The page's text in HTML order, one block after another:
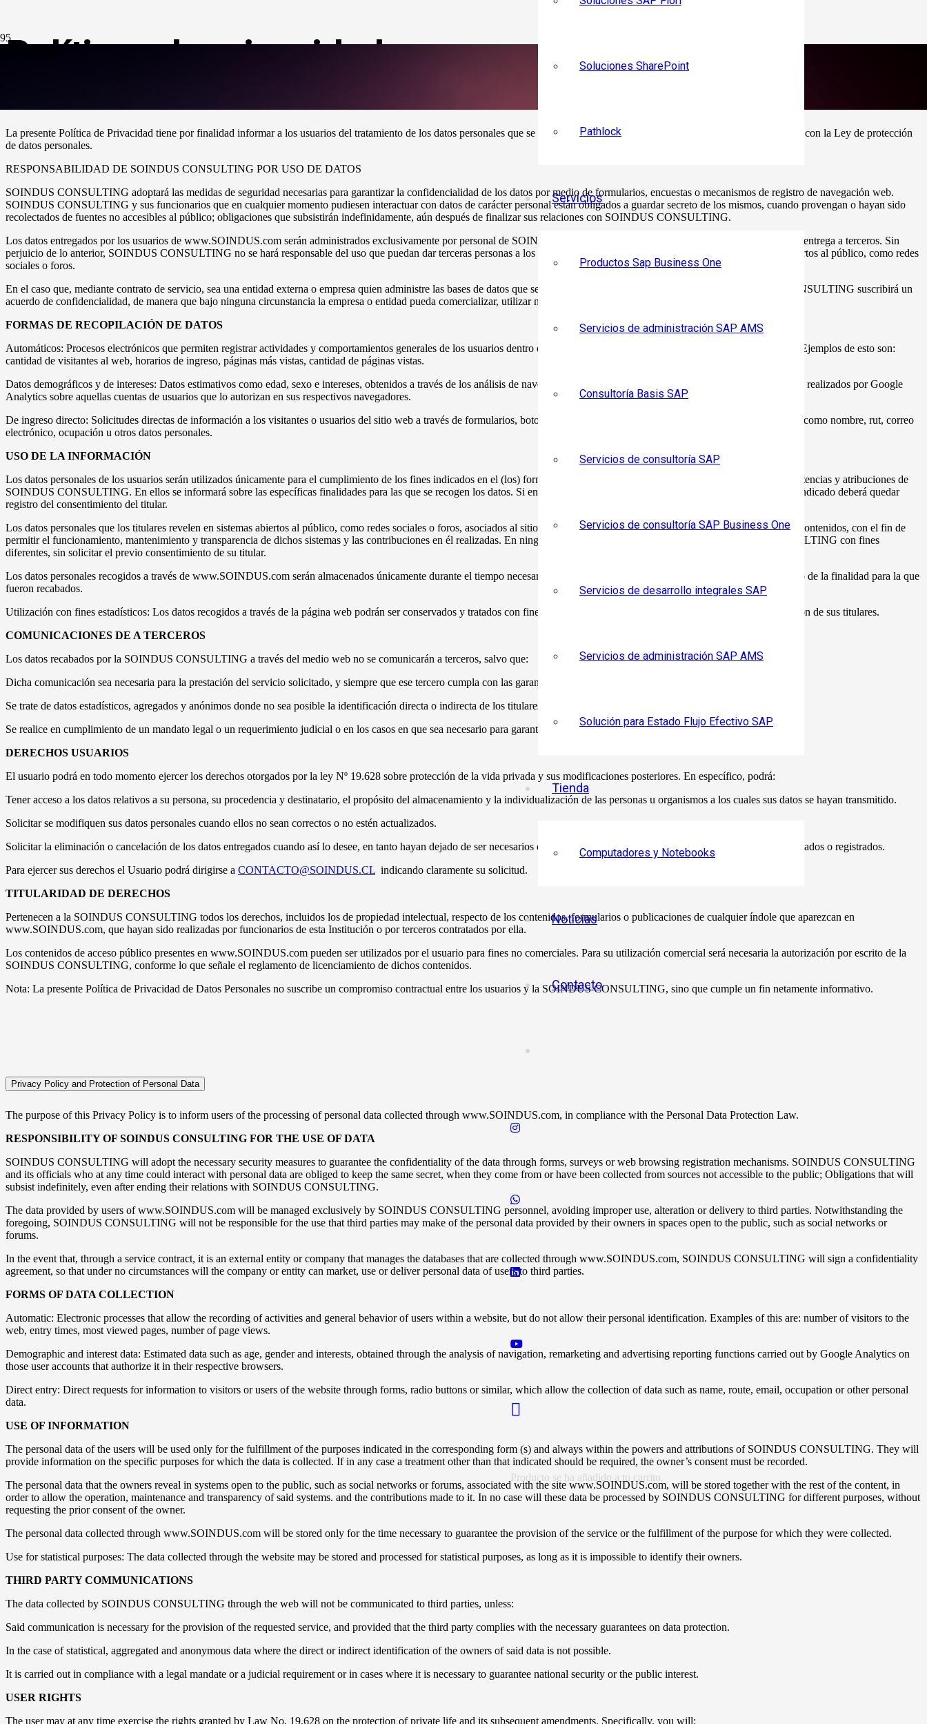
Soluciones SharePoint
Pathlock
Servicios
Productos Sap Business One
Servicios de administración SAP AMS
Consultoría Basis SAP
Servicios de consultoría SAP
Servicios de consultoría SAP Business One
Servicios de desarrollo integrales SAP
Servicios de administración SAP AMS
Solución para Estado Flujo Efectivo SAP
Tienda
Computadores y Notebooks
Noticias
Contacto
Producto se ha añadido a tu carrito.
Políticas de privacidad
La presente Política de Privacidad tiene por finalidad informar a los usuarios del tratamiento de los datos personales que se recogen a través de
, en cumplimiento con la Ley de protección
de datos personales.
RESPONSABILIDAD DE SOINDUS CONSULTING POR USO DE DATOS
SOINDUS CONSULTING adoptará las medidas de seguridad necesarias para garantizar la confidencialidad de los datos por medio de formularios, encuestas o mecanismos de registro de navegación web.
SOINDUS CONSULTING y sus funcionarios que en cualquier momento pudiesen interactuar con datos de carácter personal están obligados a guardar secreto de los mismos, cuando provengan o hayan sido
recolectados de fuentes no accesibles al público; obligaciones que subsistirán indefinidamente, aún después de finalizar sus relaciones con SOINDUS CONSULTING.
Los datos entregados por los usuarios de www.SOINDUS.com serán administrados exclusivamente por personal de SOINDUS CONSULTING, evitando usos indebidos, alteración o entrega a terceros. Sin
perjuicio de lo anterior, SOINDUS CONSULTING no se hará responsable del uso que puedan dar terceras personas a los datos personales entregados por sus titulares en espacios abiertos al público, como redes
sociales o foros.
En el caso que, mediante contrato de servicio, sea una entidad externa o empresa quien administre las bases de datos que se recogen a través de www.SOINDUS.com, SOINDUS CONSULTING suscribirá un
acuerdo de confidencialidad, de manera que bajo ninguna circunstancia la empresa o entidad pueda comercializar, utilizar ni entregar datos personales de los usuarios a terceros.
FORMAS DE RECOPILACIÓN DE DATOS
Automáticos: Procesos electrónicos que permiten registrar actividades y comportamientos generales de los usuarios dentro de un sitio web, pero no permiten su identificación personal. Ejemplos de esto son:
cantidad de visitantes al web, horarios de ingreso, páginas más vistas, cantidad de páginas vistas.
Datos demográficos y de intereses: Datos estimativos como edad, sexo e intereses, obtenidos a través de los análisis de navegación, remarketing y de funciones de informes publicitarios realizados por Google
Analytics sobre aquellas cuentas de usuarios que lo autorizan en sus respectivos navegadores.
De ingreso directo: Solicitudes directas de información a los visitantes o usuarios del sitio web a través de formularios, botones de selección o afines, que permitan recolectar datos tales como nombre, rut, correo
electrónico, ocupación u otros datos personales.
USO DE LA INFORMACIÓN
Los datos personales de los usuarios serán utilizados únicamente para el cumplimiento de los fines indicados en el (los) formulario (s) correspondiente (s) y siempre dentro de las competencias y atribuciones de
SOINDUS CONSULTING. En ellos se informará sobre las específicas finalidades para las que se recogen los datos. Si en algún caso llegara a requerirse un tratamiento distinto de lo indicado deberá quedar
registro del consentimiento del titular.
Los datos personales que los titulares revelen en sistemas abiertos al público, como redes sociales o foros, asociados al sitio www.SOINDUS.com, serán almacenados junto al resto de contenidos, con el fin de
permitir el funcionamiento, mantenimiento y transparencia de dichos sistemas y las contribuciones en él realizadas. En ningún caso estos datos serán tratados por la SOINDUS CONSULTING con fines
diferentes, sin solicitar el previo consentimiento de su titular.
Los datos personales recogidos a través de www.SOINDUS.com serán almacenados únicamente durante el tiempo necesario para garantizar la prestación del servicio o el cumplimiento de la finalidad para la que
fueron recabados.
Utilización con fines estadísticos: Los datos recogidos a través de la página web podrán ser conservados y tratados con fines estadísticos, siempre y cuando sea imposible la identificación de sus titulares.
COMUNICACIONES DE A TERCEROS
Los datos recabados por la SOINDUS CONSULTING a través del medio web no se comunicarán a terceros, salvo que:
Dicha comunicación sea necesaria para la prestación del servicio solicitado, y siempre que ese tercero cumpla con las garantías necesarias sobre protección de datos.
Se trate de datos estadísticos, agregados y anónimos donde no sea posible la identificación directa o indirecta de los titulares de dichos datos.
Se realice en cumplimiento de un mandato legal o un requerimiento judicial o en los casos en que sea necesario para garantizar la seguridad nacional o el interés público.
DERECHOS USUARIOS
El usuario podrá en todo momento ejercer los derechos otorgados por la ley Nº 19.628 sobre protección de la vida privada y sus modificaciones posteriores. En específico, podrá:
Tener acceso a los datos relativos a su persona, su procedencia y destinatario, el propósito del almacenamiento y la individualización de las personas u organismos a los cuales sus datos se hayan transmitido.
Solicitar se modifiquen sus datos personales cuando ellos no sean correctos o no estén actualizados.
Solicitar la eliminación o cancelación de los datos entregados cuando así lo desee, en tanto hayan dejado de ser necesarios o pertinentes para la finalidad para la cual hubieran sido recabados o registrados.
Para ejercer sus derechos el Usuario podrá dirigirse a CONTACTO@SOINDUS.CL indicando claramente su solicitud.
TITULARIDAD DE DERECHOS
Pertenecen a la SOINDUS CONSULTING todos los derechos, incluidos los de propiedad intelectual, respecto de los contenidos, formularios o publicaciones de cualquier índole que aparezcan en
www.SOINDUS.com, que hayan sido realizadas por funcionarios de esta Institución o por terceros contratados por ella.
Los contenidos de acceso público presentes en www.SOINDUS.com pueden ser utilizados por el usuario para fines no comerciales. Para su utilización comercial será necesaria la autorización por escrito de la
SOINDUS CONSULTING, conforme lo que señale el reglamento de licenciamiento de dichos contenidos.
Nota: La presente Política de Privacidad de Datos Personales no suscribe un compromiso contractual entre los usuarios y la SOINDUS CONSULTING, sino que cumple un fin netamente informativo.
Privacy Policy and Protection of Personal Data
The purpose of this Privacy Policy is to inform users of the processing of personal data collected through www.SOINDUS.com, in compliance with the Personal Data Protection Law.
RESPONSIBILITY OF SOINDUS CONSULTING FOR THE USE OF DATA
SOINDUS CONSULTING will adopt the necessary security measures to guarantee the confidentiality of the data through forms, surveys or web browsing registration mechanisms. SOINDUS CONSULTING
and its officials who at any time could interact with personal data are obliged to keep the same secret, when they come from or have been collected from sources not accessible to the public; Obligations that will
subsist indefinitely, even after ending their relations with SOINDUS CONSULTING.
The data provided by users of www.SOINDUS.com will be managed exclusively by SOINDUS CONSULTING personnel, avoiding improper use, alteration or delivery to third parties. Notwithstanding the
foregoing, SOINDUS CONSULTING will not be responsible for the use that third parties may make of the personal data provided by their owners in spaces open to the public, such as social networks or
forums.
In the event that, through a service contract, it is an external entity or company that manages the databases that are collected through www.SOINDUS.com, SOINDUS CONSULTING will sign a confidentiality
agreement, so that under no circumstances will the company or entity can market, use or deliver personal data of users to third parties.
FORMS OF DATA COLLECTION
Automatic: Electronic processes that allow the recording of activities and general behavior of users within a website, but do not allow their personal identification. Examples of this are: number of visitors to the
web, entry times, most viewed pages, number of page views.
Demographic and interest data: Estimated data such as age, gender and interests, obtained through the analysis of navigation, remarketing and advertising reporting functions carried out by Google Analytics on
those user accounts that authorize it in their respective browsers.
Direct entry: Direct requests for information to visitors or users of the website through forms, radio buttons or similar, which allow the collection of data such as name, route, email, occupation or other personal
data.
USE OF INFORMATION
The personal data of the users will be used only for the fulfillment of the purposes indicated in the corresponding form (s) and always within the powers and attributions of SOINDUS CONSULTING. They will
provide information on the specific purposes for which the data is collected. If in any case a treatment other than that indicated should be required, the owner’s consent must be recorded.
The personal data that the owners reveal in systems open to the public, such as social networks or forums, associated with the site www.SOINDUS.com, will be stored together with the rest of the content, in
order to allow the operation, maintenance and transparency of said systems. and the contributions made to it. In no case will these data be processed by SOINDUS CONSULTING for different purposes, without
requesting the prior consent of the owner.
The personal data collected through www.SOINDUS.com will be stored only for the time necessary to guarantee the provision of the service or the fulfillment of the purpose for which they were collected.
Use for statistical purposes: The data collected through the website may be stored and processed for statistical purposes, as long as it is impossible to identify their owners.
THIRD PARTY COMMUNICATIONS
The data collected by SOINDUS CONSULTING through the web will not be communicated to third parties, unless:
Said communication is necessary for the provision of the requested service, and provided that the third party complies with the necessary guarantees on data protection.
In the case of statistical, aggregated and anonymous data where the direct or indirect identification of the owners of said data is not possible.
It is carried out in compliance with a legal mandate or a judicial requirement or in cases where it is necessary to guarantee national security or the public interest.
USER RIGHTS
The user may at any time exercise the rights granted by Law No. 19,628 on the protection of private life and its subsequent amendments. Specifically, you will: